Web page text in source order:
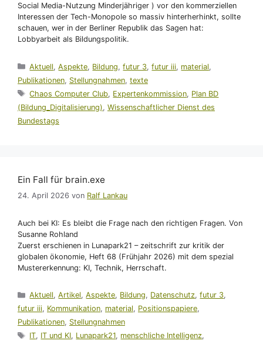
Social Media-Nutzung Minderjähriger ) vor den kommerziellen
Interessen der Tech-Monopole so massiv hinterherhinkt, sollte
schauen, wer in der Berliner Republik das Sagen hat:
Lobbyarbeit als Bildungspolitik.
Kategorien
Aktuell,Aspekte, Bildung,futur 3,futur iii, material,
Publikationen, Stellungnahmen, texte
Schlagwörter
Chaos Computer Club, Expertenkommission, Plan BD
(Bildung_Digitalisierung), Wissenschaftlicher Dienst des
Bundestags
Ein Fall für brain.exe
24. April 2026 von Ralf Lankau
Auch bei KI: Es bleibt die Frage nach den richtigen Fragen. Von
Susanne Rohland
Zuerst erschienen in Lunapark21 – zeitschrift zur kritik der
globalen ökonomie, Heft 68 (Frühjahr 2026) mit dem spezial
Mustererkennung: KI, Technik, Herrschaft.
Kategorien
Aktuell,Artikel,Aspekte, Bildung, Datenschutz,futur 3,
futur iii, Kommunikation, material, Positionspapiere,
Publikationen, Stellungnahmen
Schlagwörter
IT, IT und KI, Lunapark21, menschliche Intelligenz,